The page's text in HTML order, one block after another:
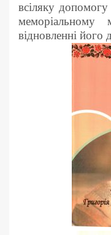
всіляку
відновленні його